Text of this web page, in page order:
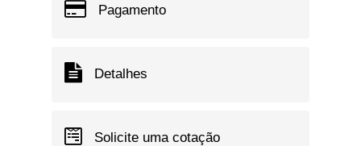
Pagamento
Detalhes
Solicite uma cotação